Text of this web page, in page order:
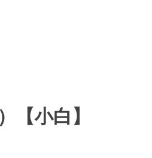
【小白】